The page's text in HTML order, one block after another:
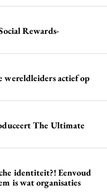
Rewards-
wereldleiders actief op
The Ultimate
identiteit?! Eenvoud
is wat organisaties